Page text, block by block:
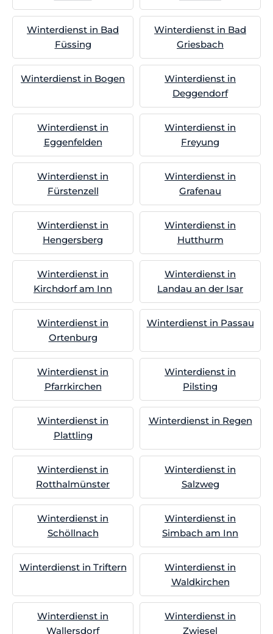
Winterdienst in Bad
Füssing
Winterdienst in Bad
Griesbach
Winterdienst in Bogen
Winterdienst in
Deggendorf
Winterdienst in
Eggenfelden
Winterdienst in
Freyung
Winterdienst in
Fürstenzell
Winterdienst in
Grafenau
Winterdienst in
Hengersberg
Winterdienst in
Hutthurm
Winterdienst in
Kirchdorf am Inn
Winterdienst in
Landau an der Isar
Winterdienst in
Ortenburg
Winterdienst in Passau
Winterdienst in
Pfarrkirchen
Winterdienst in
Pilsting
Winterdienst in
Plattling
Winterdienst in Regen
Winterdienst in
Rotthalmünster
Winterdienst in
Salzweg
Winterdienst in
Schöllnach
Winterdienst in
Simbach am Inn
Winterdienst in Triftern
Winterdienst in
Waldkirchen
Winterdienst in
Wallersdorf
Winterdienst in
Zwiesel